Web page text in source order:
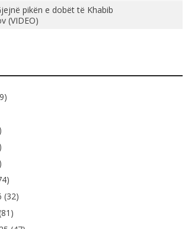
pikën e dobët të Khabib
(VIDEO)
(32)